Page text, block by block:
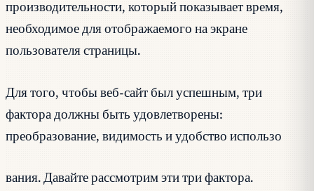
производительности, который показывает время,
необходимое для отображаемого на экране
пользователя страницы.
Для того, чтобы веб-сайт был успешным, три
фактора должны быть удовлетворены:
преобразование, видимость и удобство использо
вания. Давайте рассмотрим эти три фактора.